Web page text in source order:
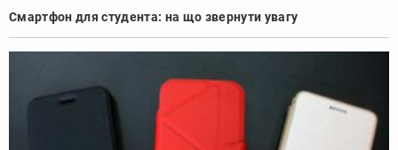
Смартфон для студента: на що звернути увагу